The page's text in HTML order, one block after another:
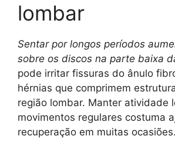
lombar
Sentar por longos períodos
sobre os discos na parte baixa
pode irritar fissuras do ânulo
hérnias que comprimem
região lombar. Manter atividade
movimentos regulares costuma
recuperação em muitas ocasiões.